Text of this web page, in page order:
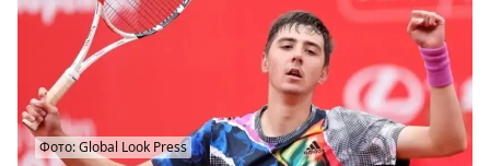
Фото: Global Look Press